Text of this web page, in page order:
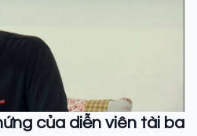
của diễn viên tài ba